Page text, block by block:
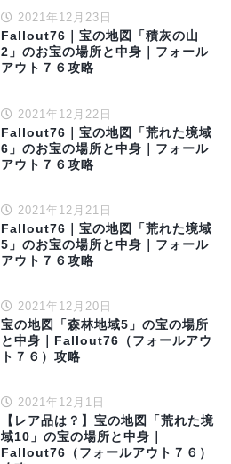
2021年12月23日
Fallout76｜宝の地図「積灰の山
2」のお宝の場所と中身｜フォール
アウト７６攻略
2021年12月22日
Fallout76｜宝の地図「荒れた境域
6」のお宝の場所と中身｜フォール
アウト７６攻略
2021年12月21日
Fallout76｜宝の地図「荒れた境域
5」のお宝の場所と中身｜フォール
アウト７６攻略
2021年12月20日
宝の地図「森林地域5」の宝の場所
と中身｜Fallout76（フォールアウ
ト７６）攻略
2021年12月1日
【レア品は？】宝の地図「荒れた境
域10」の宝の場所と中身｜
Fallout76（フォールアウト７６）